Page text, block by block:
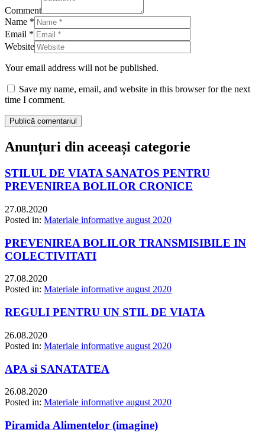
Comment
Name *
Email *
Website
Your email address will not be published.
Save my name, email, and website in this browser for the next
time I comment.
Anunțuri din aceeași categorie
STILUL DE VIATA SANATOS PENTRU
PREVENIREA BOLILOR CRONICE
27.08.2020
Posted in: Materiale informative august 2020
PREVENIREA BOLILOR TRANSMISIBILE IN
COLECTIVITATI
27.08.2020
Posted in: Materiale informative august 2020
REGULI PENTRU UN STIL DE VIATA
26.08.2020
Posted in: Materiale informative august 2020
APA si SANATATEA
26.08.2020
Posted in: Materiale informative august 2020
Piramida Alimentelor (imagine)